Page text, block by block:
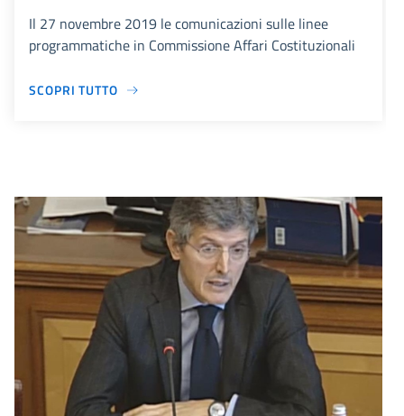
Il 27 novembre 2019 le comunicazioni sulle linee
programmatiche in Commissione Affari Costituzionali
SCOPRI TUTTO